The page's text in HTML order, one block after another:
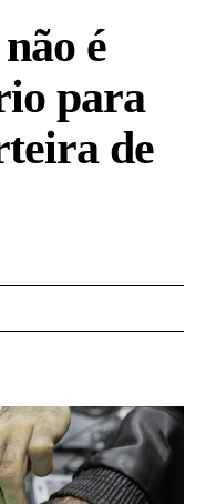
é
para
de